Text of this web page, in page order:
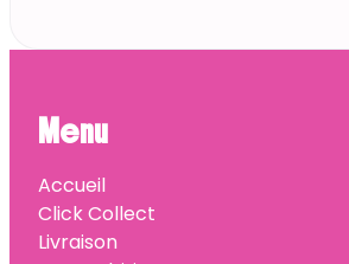
Menu
Accueil
Click Collect
Livraison